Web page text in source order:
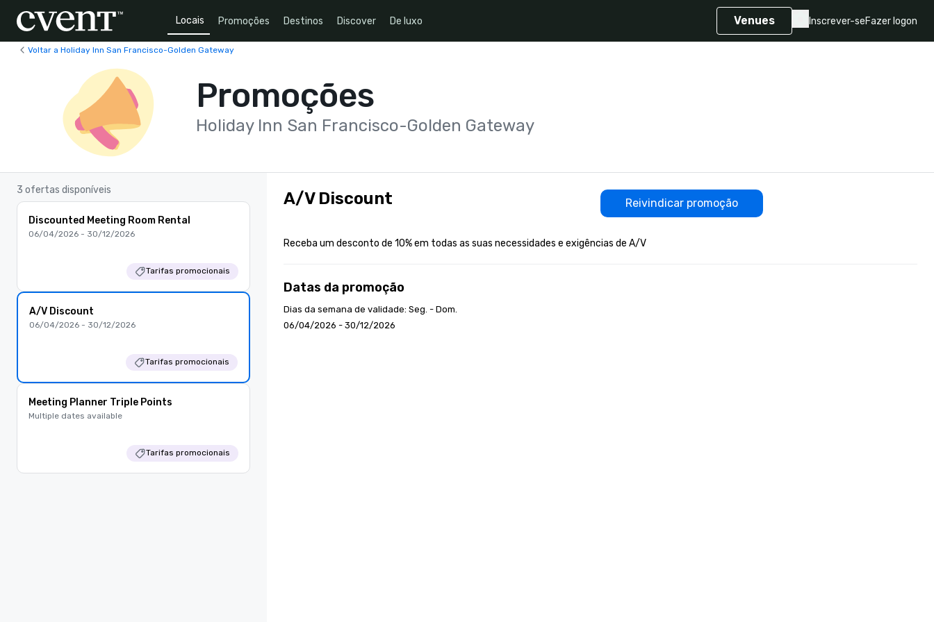
Locais Promoções Destinos Discover De luxo Venues Inscrever-seFazer logon
Voltar a Holiday Inn San Francisco-Golden Gateway
Promoções
Holiday Inn San Francisco-Golden Gateway
3 ofertas disponíveis
Discounted Meeting Room Rental
06/04/2026 - 30/12/2026
Tarifas promocionais
A/V Discount
06/04/2026 - 30/12/2026
Tarifas promocionais
Meeting Planner Triple Points
Multiple dates available
Tarifas promocionais
A/V Discount Reivindicar promoção
Receba um desconto de 10% em todas as suas necessidades e exigências de A/V
Datas da promoção
Dias da semana de validade: Seg. - Dom.
06/04/2026 - 30/12/2026